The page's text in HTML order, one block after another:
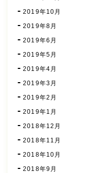
2019年10月
2019年8月
2019年6月
2019年5月
2019年4月
2019年3月
2019年2月
2019年1月
2018年12月
2018年11月
2018年10月
2018年9月